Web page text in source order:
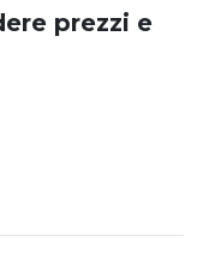
prezzi e